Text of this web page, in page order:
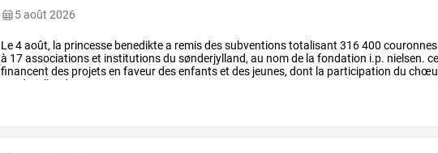
5 août 2026
Le4août, la princesse benediktea remisdessubventionstotalisant 316400 couronnes
à 17associationset institutionsdu sønderjylland, au nomde la fondation i.p. nielsen.
financent des projetsen faveurdesenfantset des jeunes, dont la participation du
sønderjylland